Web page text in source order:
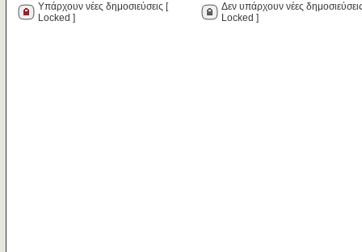
Υπάρχουν νέες δημοσιεύσεις [
Locked ]
Δεν υπάρχουν νέες
Locked ]